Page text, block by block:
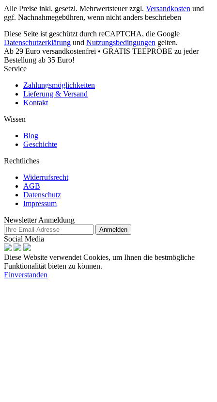
Alle Preise inkl. gesetzl. Mehrwertsteuer zzgl. Versandkosten und
ggf. Nachnahmegebühren, wenn nicht anders beschrieben
Diese Seite ist geschützt durch reCAPTCHA, die Google
Datenschutzerklärung und Nutzungsbedingungen gelten.
Ab 29 Euro versandkostenfrei • GRATIS TEEPROBE zu jeder
Bestellung ab 35 Euro!
Service
Zahlungsmöglichkeiten
Lieferung & Versand
Kontakt
Wissen
Blog
Geschichte
Rechtliches
Widerrufsrecht
AGB
Datenschutz
Impressum
Newsletter Anmeldung
Anmelden
Social Media
Diese Website verwendet Cookies, um Ihnen die bestmögliche
Funktionalität bieten zu können.
Einverstanden